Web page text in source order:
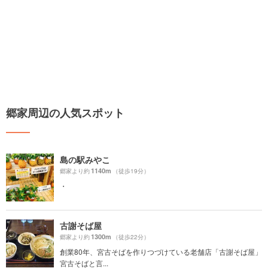
郷家周辺の人気スポット
島の駅みやこ
郷家より約1140m （徒歩19分）
・
古謝そば屋
郷家より約1300m （徒歩22分）
創業80年、宮古そばを作りつづけている老舗店「古謝そば屋」
宮古そばと言...